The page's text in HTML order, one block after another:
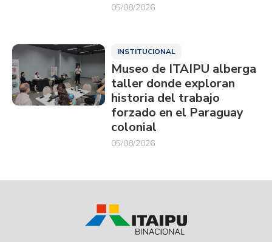
05/08/2026
INSTITUCIONAL
Museo de ITAIPU alberga
taller donde exploran
historia del trabajo
forzado en el Paraguay
colonial
05/08/2026